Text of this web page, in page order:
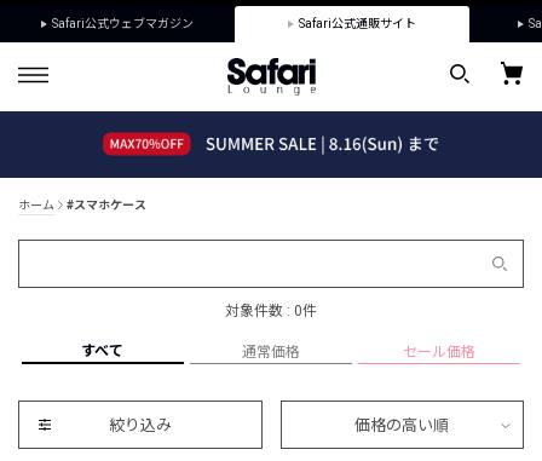
Safari公式ウェブマガジン Safari公式通販サイト
ホーム #スマホケース
対象件数 : 0件
すべて 通常価格 セール価格
絞り込み 価格の高い順